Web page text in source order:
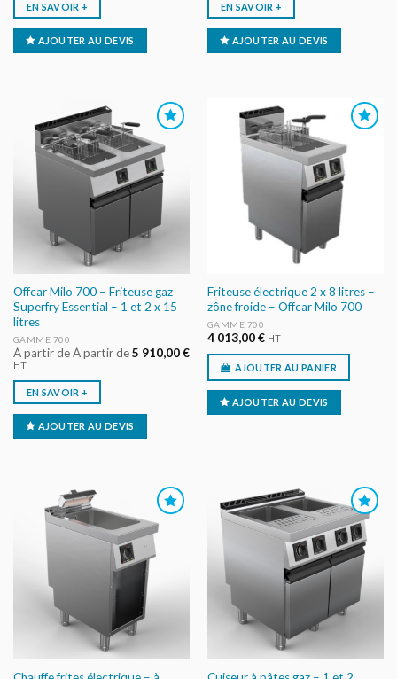
EN SAVOIR +
AJOUTER AU DEVIS
EN SAVOIR +
AJOUTER AU DEVIS
AJOUTER
AU DEVIS
Offcar Milo 700 – Friteuse gaz
Superfry Essential – 1 et 2 x 15
litres
GAMME 700
À partir de À partir de5 910,00€
HT
EN SAVOIR +
AJOUTER AU DEVIS
AJOUTER
AU DEVIS
Friteuse électrique 2 x 8 litres –
zône froide – Offcar Milo 700
GAMME 700
4 013,00€ HT
AJOUTER AU PANIER
AJOUTER AU DEVIS
AJOUTER
AU DEVIS
AJOUTER
AU DEVIS